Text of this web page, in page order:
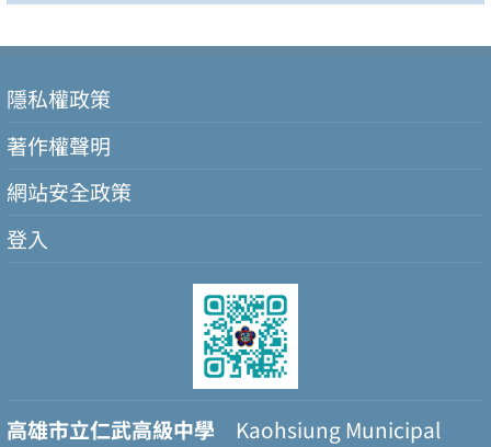
隱私權政策
著作權聲明
網站安全政策
登入
高雄市立仁武高級中學 Kaohsiung Municipal